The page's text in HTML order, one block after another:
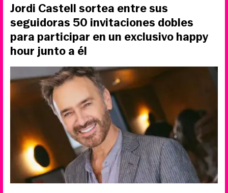
Jordi Castell sortea entre sus
seguidoras 50 invitaciones dobles
para participar en un exclusivo happy
hour junto a él